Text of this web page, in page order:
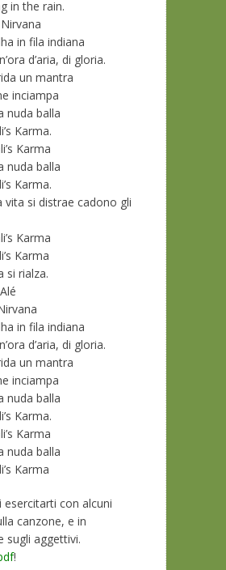
in the rain.
in fila indiana
d’aria, di gloria.
un mantra
inciampa
nuda balla
Karma.
Karma
nuda balla
Karma.
vita si distrae cadono gli
Karma
Karma
si rialza.
in fila indiana
d’aria, di gloria.
un mantra
inciampa
nuda balla
Karma.
Karma
nuda balla
Karma
esercitarti con alcuni
canzone, e in
sugli aggettivi.
!